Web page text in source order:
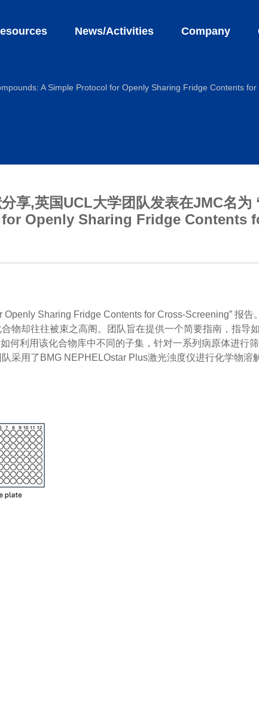
News/Activities Company
A Simple Protocol for Openly Sharing Fridge Contents for
享,英国UCL大学团队发表在JMC名为
Openly Sharing Fridge Contents
Sharing Fridge Contents for Cross-Screening” 报告。
物却往往被束之高阁。团队旨在提供一个简要指南，指导
何利用该化合物库中不同的子集，针对一系列病原体进行
采用了BMG NEPHELOstar Plus激光浊度仪进行化学物溶